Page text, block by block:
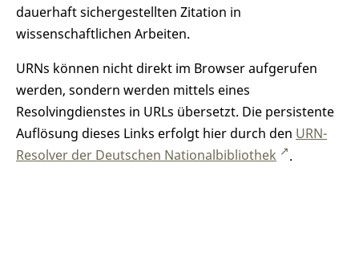
dauerhaft sichergestellten Zitation in
wissenschaftlichen Arbeiten.
URNs können nicht direkt im Browser aufgerufen
werden, sondern werden mittels eines
Resolvingdienstes in URLs übersetzt. Die persistente
Auflösung dieses Links erfolgt hier durch den URN-
Resolver der Deutschen Nationalbibliothek
.